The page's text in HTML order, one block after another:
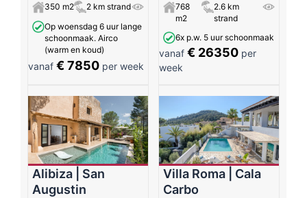
350 m2
2 km strand
Op woensdag 6 uur lange
schoonmaak. Airco
(warm en koud)
vanaf € 7850 per week
768
m2
2.6 km
strand
6x p.w. 5 uur schoonmaak
vanaf€ 26350 per
week
Alibiza | San
Augustin
Villa Roma | Cala
Carbo